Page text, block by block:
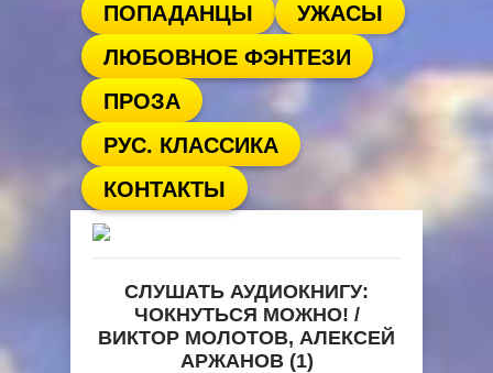
ПОПАДАНЦЫ
УЖАСЫ
ЛЮБОВНОЕ ФЭНТЕЗИ
ПРОЗА
РУС. КЛАССИКА
КОНТАКТЫ
СЛУШАТЬ АУДИОКНИГУ:
ЧОКНУТЬСЯ МОЖНО! /
ВИКТОР МОЛОТОВ, АЛЕКСЕЙ
АРЖАНОВ (1)